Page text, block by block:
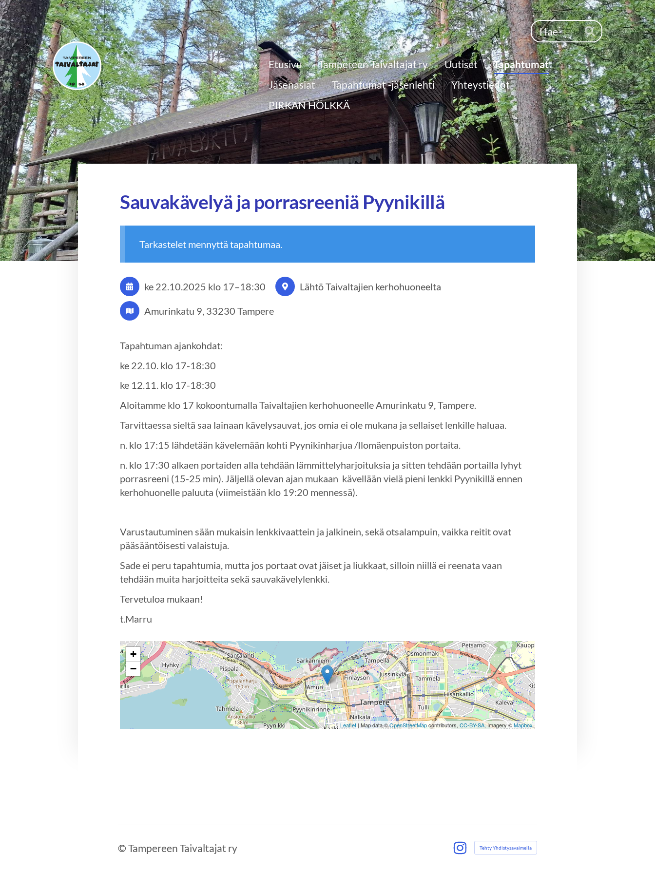
Siirry
sivun
sisältöön
Haku
Hae
Tampereen Taivaltajat ry Etusivu Tampereen Taivaltajat ry Uutiset
Tapahtumat
Jäsenasiat
Tapahtumat -jäsenlehti
Yhteystiedot
PIRKAN HÖLKKÄ
Sauvakävelyä ja porrasreeniä Pyynikillä
Tarkastelet mennyttä tapahtumaa.
ke 22.10.2025 klo 17–18:30 Lähtö Taivaltajien kerhohuoneelta
Amurinkatu 9, 33230 Tampere
Tapahtuman ajankohdat:
ke 22.10. klo 17-18:30
ke 12.11. klo 17-18:30
Aloitamme klo 17 kokoontumalla Taivaltajien kerhohuoneelle Amurinkatu 9, Tampere.
Tarvittaessa sieltä saa lainaan kävelysauvat, jos omia ei ole mukana ja sellaiset lenkille haluaa.
n. klo 17:15 lähdetään kävelemään kohti Pyynikinharjua /Ilomäenpuiston portaita.
n. klo 17:30 alkaen portaiden alla tehdään lämmittelyharjoituksia ja sitten tehdään portailla lyhyt
porrasreeni (15-25 min). Jäljellä olevan ajan mukaan kävellään vielä pieni lenkki Pyynikillä ennen
kerhohuonelle paluuta (viimeistään klo 19:20 mennessä).
Varustautuminen sään mukaisin lenkkivaattein ja jalkinein, sekä otsalampuin, vaikka reitit ovat
pääsääntöisesti valaistuja.
Sade ei peru tapahtumia, mutta jos portaat ovat jäiset ja liukkaat, silloin niillä ei reenata vaan
tehdään muita harjoitteita sekä sauvakävelylenkki.
Tervetuloa mukaan!
t.Marru
+
−
Leaflet| Map data ©OpenStreetMapcontributors, CC-BY-SA, Imagery ©Mapbox
© Tampereen Taivaltajat ry
Tehty Yhdistysavaimella